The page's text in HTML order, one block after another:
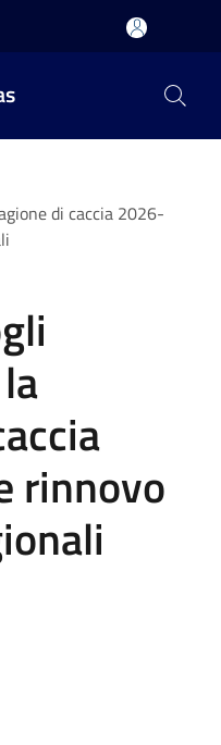
di caccia 2026-
rinnovo